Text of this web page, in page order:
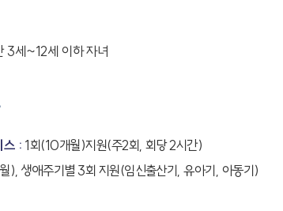
3세~12세 이하 자녀
스 : 1회(10개월)지원(주2회, 회당 2시간)
), 생애주기별 3회 지원(임신출산기, 유아기, 아동기)